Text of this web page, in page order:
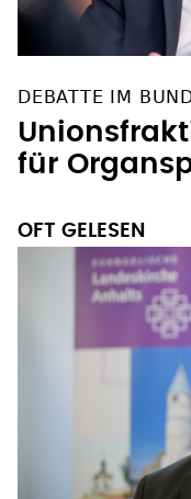
DEBATTE IM
für
OFT GELESEN